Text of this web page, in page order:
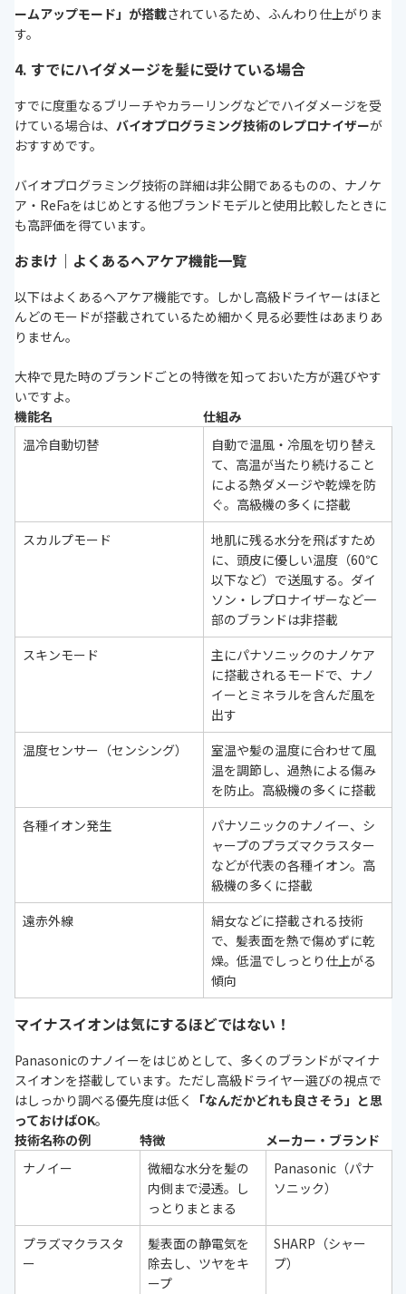
ームアップモード」が搭載されているため、ふんわり仕上がりま
す。
4. すでにハイダメージを髪に受けている場合
すでに度重なるブリーチやカラーリングなどでハイダメージを受
けている場合は、 バイオプログラミング技術のレプロナイザーが
おすすめです。
バイオプログラミング技術の詳細は非公開であるものの、ナノケ
ア・ReFaをはじめとする他ブランドモデルと使用比較したときに
も高評価を得ています。
おまけ｜よくあるヘアケア機能一覧
以下はよくあるヘアケア機能です。しかし高級ドライヤーはほと
んどのモードが搭載されているため細かく見る必要性はあまりあ
りません。
大枠で見た時のブランドごとの特徴を知っておいた方が選びやす
いですよ。
機能名
仕組み
温冷自動切替
自動で温風・冷風を切り替え
て、高温が当たり続けること
による熱ダメージや乾燥を防
ぐ。高級機の多くに搭載
スカルプモード
地肌に残る水分を飛ばすため
に、頭皮に優しい温度（60℃
以下など）で送風する。ダイ
ソン・レプロナイザーなど一
部のブランドは非搭載
スキンモード
主にパナソニックのナノケア
に搭載されるモードで、ナノ
イーとミネラルを含んだ風を
出す
温度センサー（センシング）
室温や髪の温度に合わせて風
温を調節し、過熱による傷み
を防止。高級機の多くに搭載
各種イオン発生
パナソニックのナノイー、シ
ャープのプラズマクラスター
などが代表の各種イオン。高
級機の多くに搭載
遠赤外線
絹女などに搭載される技術
で、髪表面を熱で傷めずに乾
燥。低温でしっとり仕上がる
傾向
マイナスイオンは気にするほどではない！
Panasonicのナノイーをはじめとして、多くのブランドがマイナ
スイオンを搭載しています。ただし高級ドライヤー選びの視点で
はしっかり調べる優先度は低く
「なんだかどれも良さそう」と思
っておけばOK。
技術名称の例
特徴
メーカー・ブランド
ナノイー
微細な水分を髪の
内側まで浸透。し
っとりまとまる
Panasonic（パナ
ソニック）
プラズマクラスタ
ー
髪表面の静電気を
除去し、ツヤをキ
ープ
SHARP（シャー
プ）